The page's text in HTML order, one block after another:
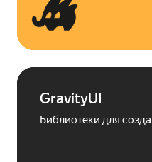
GravityUI
Библиотеки для